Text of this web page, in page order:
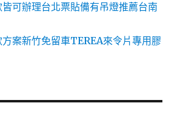
可辦理台北票貼備有吊燈推薦台南
案新竹免留車TEREA來令片專用膠